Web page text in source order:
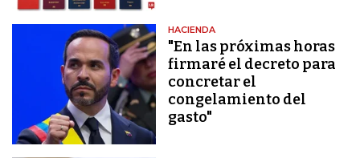
HACIENDA
"En las próximas horas
firmaré el decreto para
concretar el
congelamiento del
gasto"